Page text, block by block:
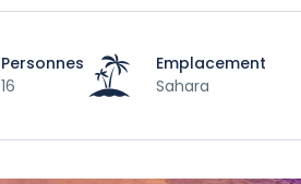
Personnes
16
Emplacement
Sahara